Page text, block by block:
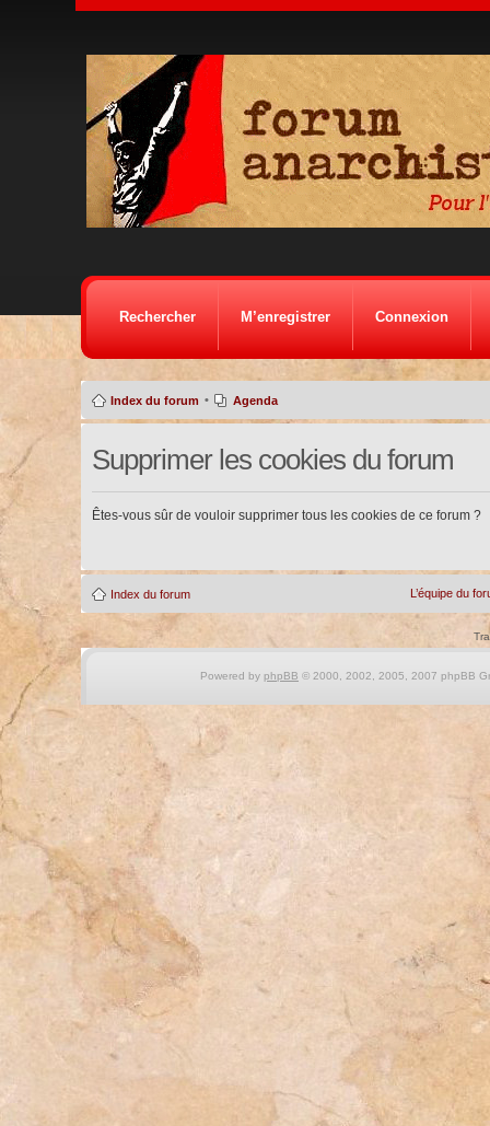
Rechercher M’enregistrer Connexion
Index du forum • Agenda
Supprimer les cookies du forum
Êtes-vous sûr de vouloir supprimer tous les cookies de ce forum ?
Index du forum L’équipe du
Powered by phpBB © 2000, 2002, 2005, 2007 phpBB